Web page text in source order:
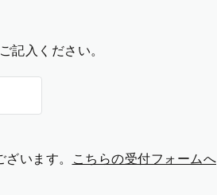
記入ください。
います。
こちらの受付フォームへ